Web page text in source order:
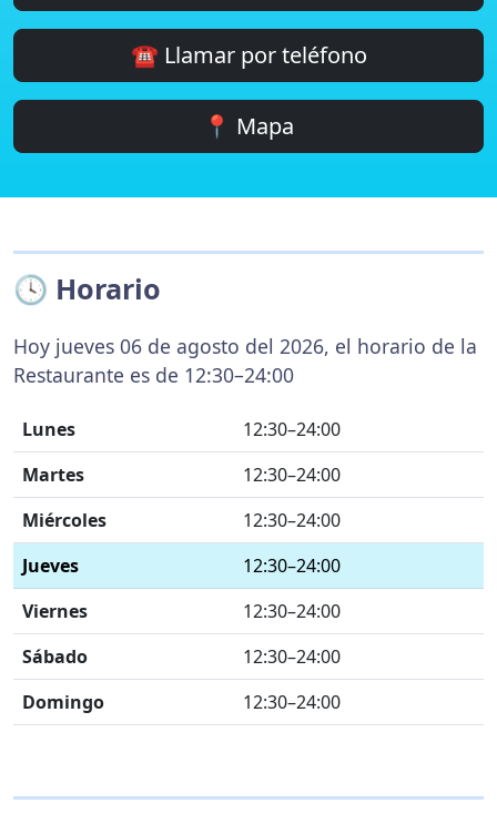
☎️ Llamar por teléfono
📍 Mapa
🕓 Horario
Hoy jueves 06 de agosto del 2026, el horario de la
Restaurante es de 12:30–24:00
Lunes
12:30–24:00
Martes
12:30–24:00
Miércoles
12:30–24:00
Jueves
12:30–24:00
Viernes
12:30–24:00
Sábado
12:30–24:00
Domingo
12:30–24:00